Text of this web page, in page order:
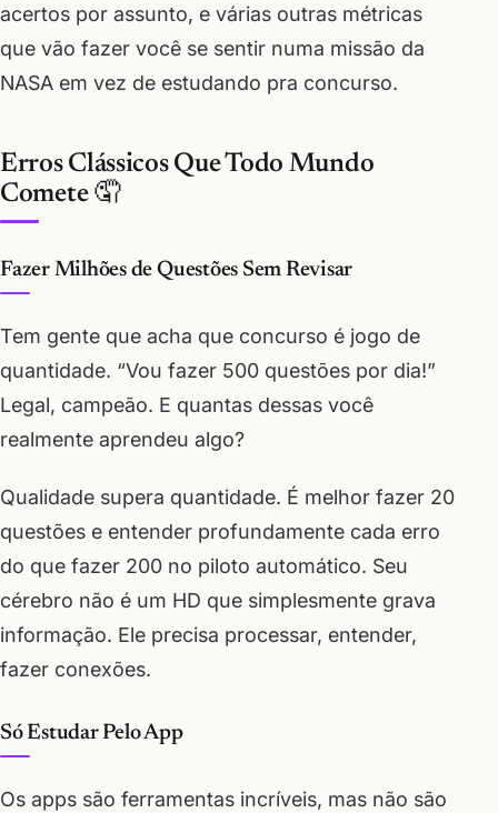
acertos por assunto, e várias outras métricas
que vão fazer você se sentir numa missão da
NASA em vez de estudando pra concurso.
Erros Clássicos Que Todo Mundo
Comete 🤦
Fazer Milhões de Questões Sem Revisar
Tem gente que acha que concurso é jogo de
quantidade. “Vou fazer 500 questões por dia!”
Legal, campeão. E quantas dessas você
realmente aprendeu algo?
Qualidade supera quantidade. É melhor fazer 20
questões e entender profundamente cada erro
do que fazer 200 no piloto automático. Seu
cérebro não é um HD que simplesmente grava
informação. Ele precisa processar, entender,
fazer conexões.
Só Estudar Pelo App
Os apps são ferramentas incríveis, mas não são